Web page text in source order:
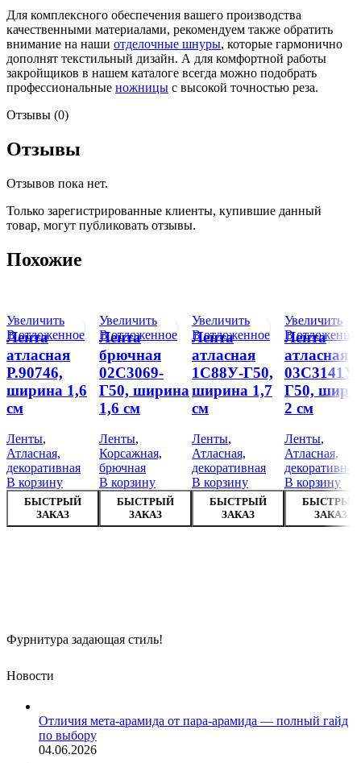
Для комплексного обеспечения вашего производства
качественными материалами, рекомендуем также обратить
внимание на наши отделочные шнуры, которые гармонично
дополнят текстильный дизайн. А для комфортной работы
закройщиков в нашем каталоге всегда можно подобрать
профессиональные ножницы с высокой точностью реза.
Отзывы (0)
Отзывы
Отзывов пока нет.
Только зарегистрированные клиенты, купившие данный
товар, могут публиковать отзывы.
Похожие
Увеличить
В отложенное
Лента
атласная
Р.90746,
ширина 1,6
см
Ленты,
Атласная,
декоративная
В корзину
БЫСТРЫЙ
ЗАКАЗ
Увеличить
В отложенное
Лента
брючная
02С3069-
Г50, ширина
1,6 см
Ленты,
Корсажная,
брючная
В корзину
БЫСТРЫЙ
ЗАКАЗ
Увеличить
В отложенное
Лента
атласная
1С88У-Г50,
ширина 1,7
см
Ленты,
Атласная,
декоративная
В корзину
БЫСТРЫЙ
ЗАКАЗ
Увеличить
В
Лента
атласная
03С3141У-
Г50,
2 см
Ленты,
Атласная,
декоративная
В корзину
БЫСТРЫЙ
ЗАКАЗ
Фурнитура задающая стиль!
Новости
Отличия мета-арамида от пара-арамида — полный гайд
по выбору
04.06.2026